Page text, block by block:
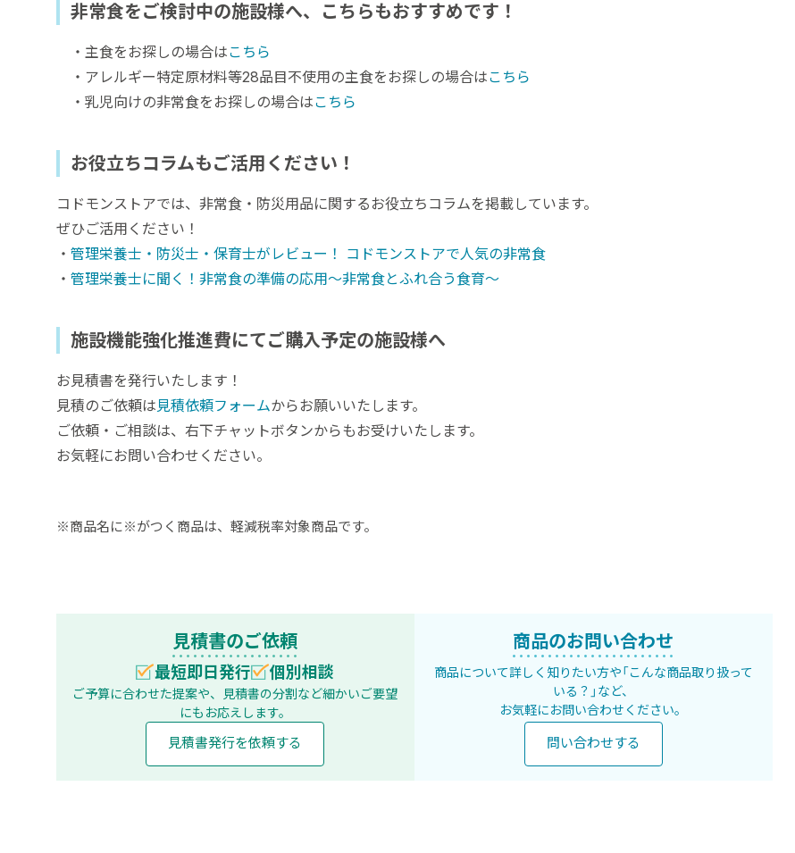
非常食をご検討中の施設様へ、こちらもおすすめです！
・主食をお探しの場合はこちら
・アレルギー特定原材料等28品目不使用の主食をお探しの場合はこちら
・乳児向けの非常食をお探しの場合はこちら
お役立ちコラムもご活用ください！
コドモンストアでは、非常食・防災用品に関するお役立ちコラムを掲載しています。
ぜひご活用ください！
・ 管理栄養士・防災士・保育士がレビュー！ コドモンストアで人気の非常食
・ 管理栄養士に聞く！非常食の準備の応用〜非常食とふれ合う食育〜
施設機能強化推進費にてご購入予定の施設様へ
お見積書を発行いたします！
見積のご依頼は見積依頼フォームからお願いいたします。
ご依頼・ご相談は、右下チャットボタンからもお受けいたします。
お気軽にお問い合わせください。
※商品名に※がつく商品は、軽減税率対象商品です。
見積書のご依頼
最短即日発行 個別相談
ご予算に合わせた提案や、見積書の分割など細かいご要望
にもお応えします。
見積書発行を依頼する
商品のお問い合わせ
商品について詳しく知りたい方や「こんな商品取り扱って
いる？」など、
お気軽にお問い合わせください。
問い合わせする